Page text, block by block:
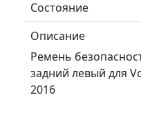
Состояние
Описание
Ремень
задний левый для
2016